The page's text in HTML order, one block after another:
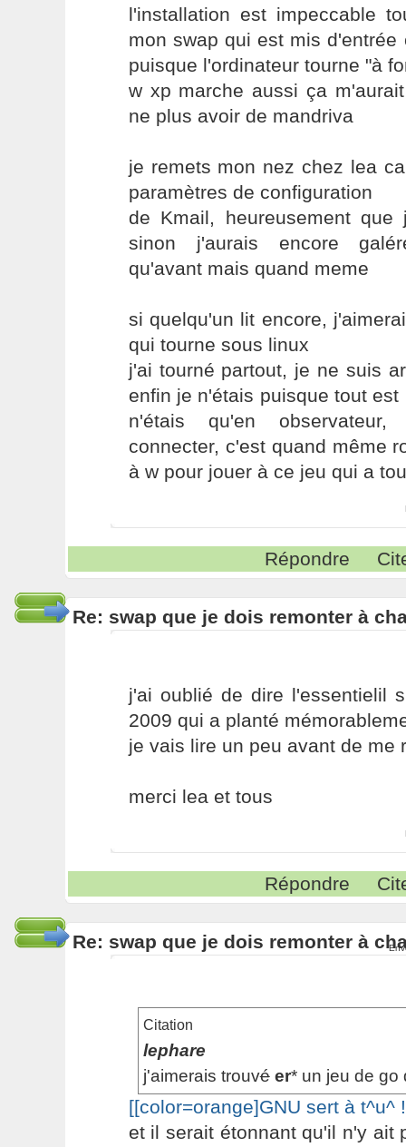
l'installation est impeccable
mon swap qui est mis
puisque l'ordinateur tourne "à
w xp marche aussi ça
ne plus avoir de mandriva
je remets mon nez chez lea
paramètres de configuration
de Kmail, heureusement
sinon j'aurais encore
qu'avant mais quand meme
si quelqu'un lit encore,
qui tourne sous linux
j'ai tourné partout, je ne suis
enfin je n'étais puisque tout
n'étais qu'en
connecter, c'est quand même
à w pour jouer à ce jeu qui a
Répondre
Re: swap que je dois remonter à
j'ai oublié de dire l'essentielil
2009 qui a planté
je vais lire un peu avant de me
merci lea et tous
Répondre
Re: swap que je dois remonter à
Citation
lephare
j'aimerais trouvé er* un jeu de go
[[color=orange]GNU sert à t^u^
et il serait étonnant qu'il n'y ait